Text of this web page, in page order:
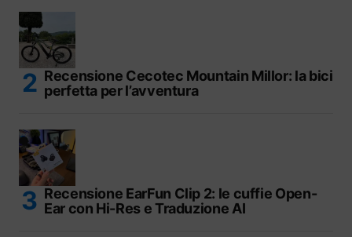
Recensione Cecotec Mountain Millor: la bici
perfetta per l’avventura
Recensione EarFun Clip 2: le cuffie Open-
Ear con Hi-Res e Traduzione AI